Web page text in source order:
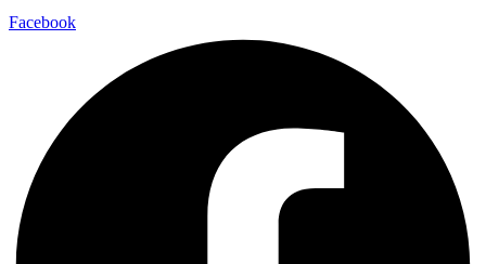
Facebook